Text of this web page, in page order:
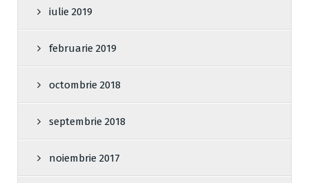
iulie 2019
februarie 2019
octombrie 2018
septembrie 2018
noiembrie 2017